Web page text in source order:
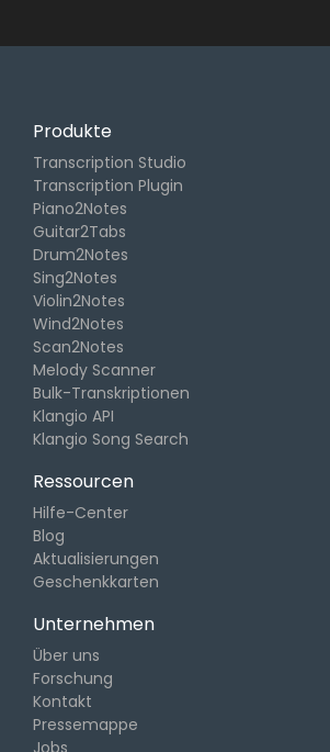
Produkte
Transcription Studio
Transcription Plugin
Piano2Notes
Guitar2Tabs
Drum2Notes
Sing2Notes
Violin2Notes
Wind2Notes
Scan2Notes
Melody Scanner
Bulk-Transkriptionen
Klangio API
Klangio Song Search
Ressourcen
Hilfe-Center
Blog
Aktualisierungen
Geschenkkarten
Unternehmen
Über uns
Forschung
Kontakt
Pressemappe
Jobs